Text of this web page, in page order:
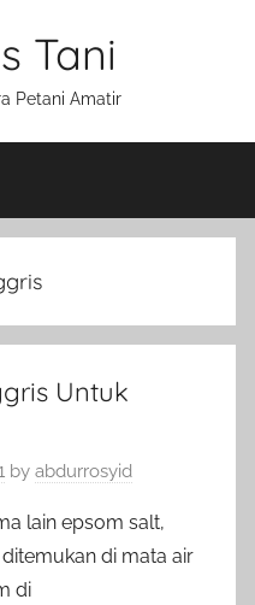
Tani
Petani Amatir
Untuk
by abdurrosyid
lain epsom salt,
di mata air
di